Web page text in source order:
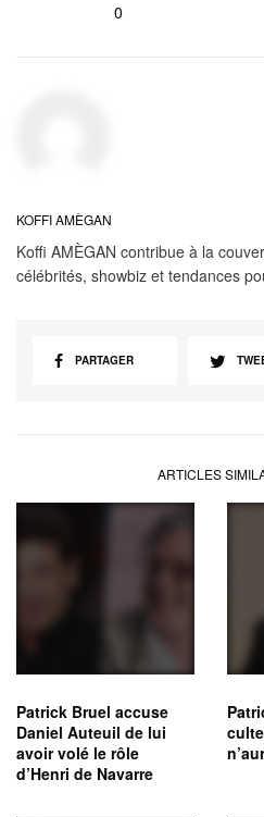
0
KOFFI AMÈGAN
Koffi AMÈGAN contribue à la
célébrités, showbiz et tendances
PARTAGER
ARTICLES
Patrick Bruel accuse
Daniel Auteuil de lui
avoir volé le rôle
d’Henri de Navarre